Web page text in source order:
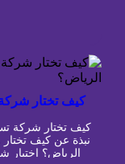
كيف تختار
كيف تختار شركة
نبذة عن كيف
الرياض؟